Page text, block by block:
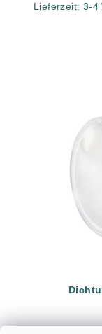
Lieferzeit: 3-4